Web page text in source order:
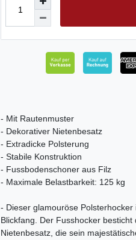
- Mit Rautenmuster
- Dekorativer Nietenbesatz
- Extradicke Polsterung
- Stabile Konstruktion
- Fussbodenschoner aus Filz
- Maximale Belastbarkeit: 125 kg
- Dieser glamouröse
Blickfang. Der Fusshocker
Nietenbesatz, die sein